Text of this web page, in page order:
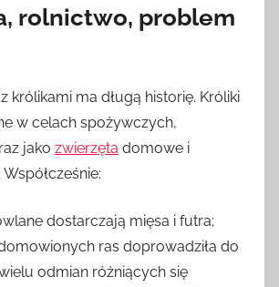
rolnictwo, problem
królikami ma długą historię. Króliki
w celach spożywczych,
jako zwierzęta domowe i
dostarczają mięsa i futra;
ras doprowadziła do
odmian różniących się